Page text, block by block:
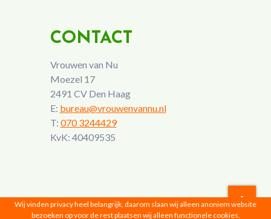
CONTACT
Vrouwen van Nu
Moezel 17
2491 CV Den Haag
E: bureau@vrouwenvannu.nl
T: 070 3244429
KvK: 40409535
Wij vinden privacy heel belangrijk, daarom slaan wij alleen anoniem website
bezoeken op voor de rest plaatsen wij alleen functionele cookies,